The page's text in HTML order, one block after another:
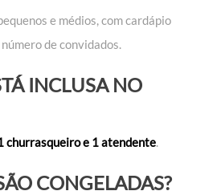
e médios, com cardápio
de convidados.
INCLUSA NO
churrasqueiro e 1 atendente
CONGELADAS?